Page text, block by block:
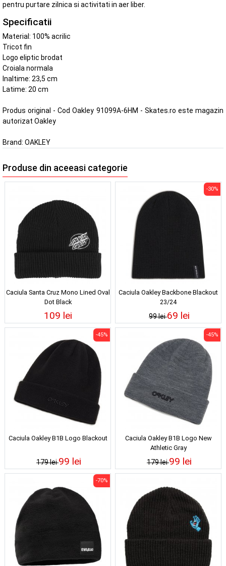
pentru purtare zilnica si activitati in aer liber.
Specificatii
Material: 100% acrilic
Tricot fin
Logo eliptic brodat
Croiala normala
Inaltime: 23,5 cm
Latime: 20 cm
Produs original - Cod Oakley 91099A-6HM - Skates.ro este magazin
autorizat Oakley
Brand: OAKLEY
Produse din aceeasi categorie
Caciula Santa Cruz Mono Lined Oval
Dot Black
109 lei
Caciula Oakley Backbone Blackout
23/24
99 lei
-30%
69 lei
Caciula Oakley B1B Logo Blackout
179 lei
-45%
99 lei
Caciula Oakley B1B Logo New
Athletic Gray
179 lei
-45%
99 lei
-70%